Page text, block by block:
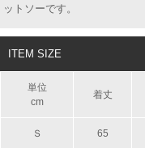
ットソーです。
ITEM SIZE
単位
cm
着丈
Ｓ 65